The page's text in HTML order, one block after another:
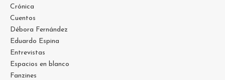
Crónica
Cuentos
Débora Fernández
Eduardo Espina
Entrevistas
Espacios en blanco
Fanzines